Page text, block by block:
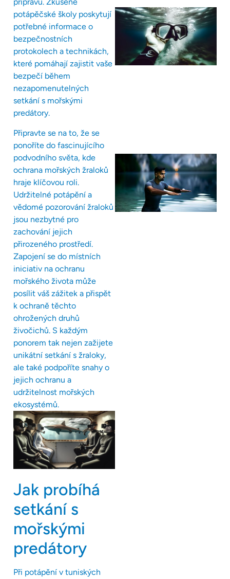
přípravu. Zkušené
potápěčské školy poskytují
potřebné informace o
bezpečnostních
protokolech a technikách,
které pomáhají zajistit vaše
bezpečí během
nezapomenutelných
setkání s mořskými
predátory.
Připravte se na to, že se
ponoříte do fascinujícího
podvodního světa, kde
ochrana mořských žraloků
hraje klíčovou roli.
Udržitelné potápění a
vědomé pozorování žraloků
jsou nezbytné pro
zachování jejich
přirozeného prostředí.
Zapojení se do místních
iniciativ na ochranu
mořského života může
posílit váš zážitek a přispět
k ochraně těchto
ohrožených druhů
živočichů. S každým
ponorem tak nejen zažijete
unikátní setkání s žraloky,
ale také podpoříte snahy o
jejich ochranu a
udržitelnost mořských
ekosystémů.
Jak probíhá
setkání s
mořskými
predátory
Při potápění v tuniských